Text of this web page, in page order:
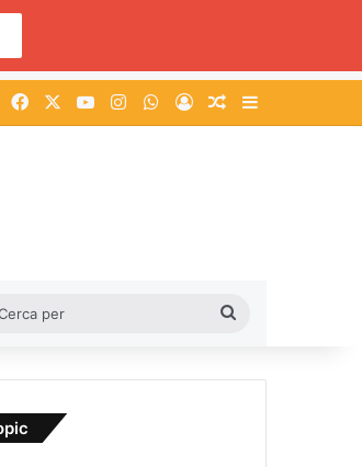
Facebook You TubeInstagramWhatsApp
AccediUn articolo a